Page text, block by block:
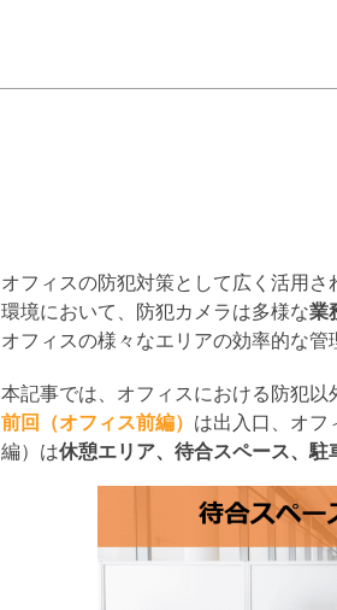
オフィスの防犯対策として広く活用
環境において、防犯カメラは多様な業
オフィスの様々なエリアの効率的な
本記事では、オフィスにおける防犯以
前回（オフィス前編） は出入口、オフ
編）は休憩エリア、待合スペース、駐